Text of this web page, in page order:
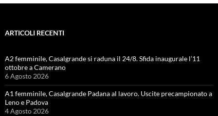
ARTICOLI RECENTI
A2 femminile, Casalgrande si raduna il 24/8. Sfida inaugurale l’11
ottobre a Camerano
6 Agosto 2026
A1 femminile, Casalgrande Padana al lavoro. Uscite precampionato a
Leno e Padova
4 Agosto 2026